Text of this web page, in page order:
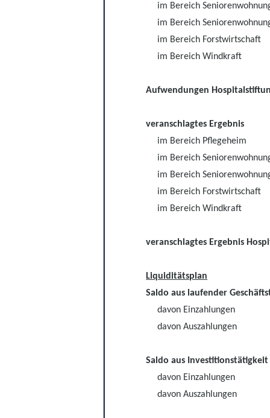
im Bereich
im Bereich
im Bereich Forstwirtschaft
im Bereich Windkraft
Aufwendungen
veranschlagtes Ergebnis
im Bereich Pflegeheim
im Bereich
im Bereich
im Bereich Forstwirtschaft
im Bereich Windkraft
veranschlagtes Ergebnis
Liquiditätsplan
Saldo aus laufender
davon Einzahlungen
davon Auszahlungen
Saldo aus Investitionstätigkeit
davon Einzahlungen
davon Auszahlungen